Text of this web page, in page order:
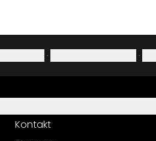
· ·
Kontakt